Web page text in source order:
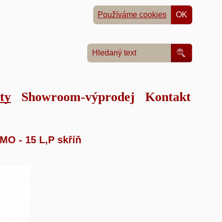
Používáme cookies OK
Showroom-výprodej Kontakt
MO - 15 L,P skříň
»